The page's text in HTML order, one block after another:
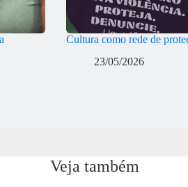
Cultura como rede de
23/05/2026
Veja também